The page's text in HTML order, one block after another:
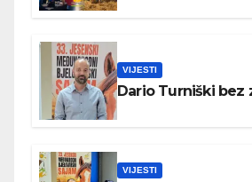
VIJESTI
Dario Turniški bez
VIJESTI